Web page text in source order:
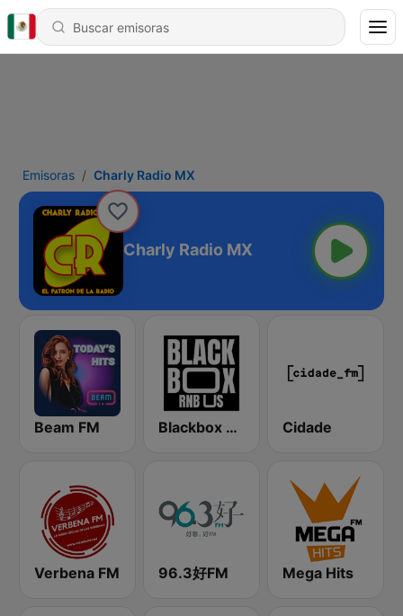
Emisoras Charly Radio MX
Charly Radio MX
Beam FM Blackbox RnB US Cidade
Verbena FM 96.3好FM Mega Hits